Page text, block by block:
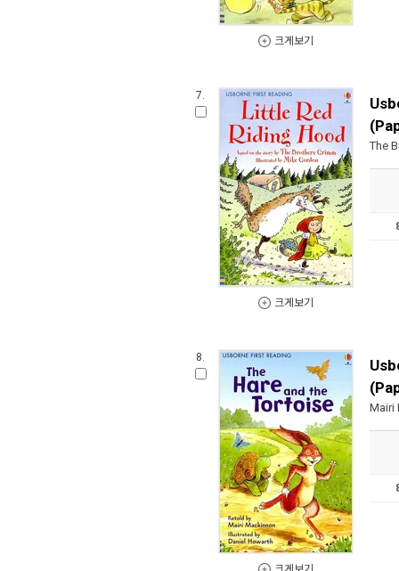
크게보기
7.
크게보기
The
8.
Mairi